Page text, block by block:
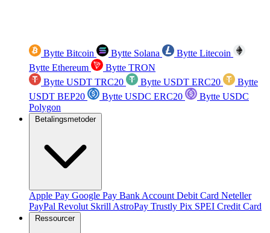
Bytte Bitcoin Bytte Solana
Bytte Litecoin
Bytte Ethereum
Bytte TRON
Bytte USDT TRC20
Bytte USDT ERC20
Bytte
USDT BEP20
Bytte USDC ERC20
Bytte USDC
Polygon
Betalingsmetoder
Apple Pay Google Pay Bank Account Debit Card Neteller
PayPal Revolut Skrill AstroPay Trustly Pix SPEI Credit Card
Ressourcer